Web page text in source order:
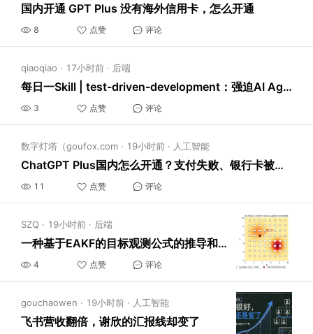
国内开通 GPT Plus 没有海外信用卡，怎么开通
8 点赞 评论
qiaoqiao · 17小时前 · 后端
每日一Skill | test-driven-development：强迫AI Agent先写测试再写代码
3 点赞 评论
数字灯塔（goufox.com · 19小时前 · 人工智能
ChatGPT Plus国内怎么开通？支付失败、银行卡被拒和会员选择说明
11 点赞 评论
SZQ · 19小时前 · 后端
一种基于EAKF的目标观测公式的推导和在洛伦茨系统中的应用
4 点赞 评论
gouchaowen · 19小时前 · 人工智能
飞书营收翻倍，谢欣的汇报线却变了